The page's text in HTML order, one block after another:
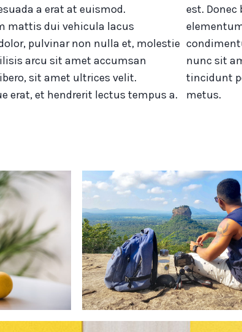
a erat at euismod.
mattis dui vehicula lacus
pulvinar non nulla et, molestie
arcu sit amet accumsan
sit amet ultrices velit.
erat, et hendrerit lectus tempus a.
est.
nunc sit
tincidunt
metus.